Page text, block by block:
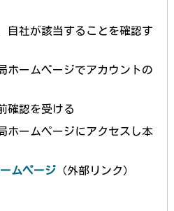
社が該当することを確認す
ームページでアカウントの
確認を受ける
ームページにアクセスし本
ムページ（外部リンク）